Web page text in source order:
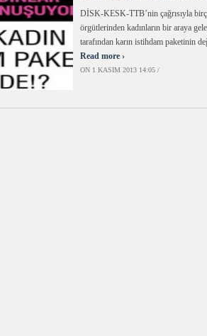
DİSK-KESK-TTB’nin çağrısıyla
örgütlerinden kadınların bir araya
tarafından karın istihdam paketinin
Read more ›
ON 1 KASIM 2013 14:05 /